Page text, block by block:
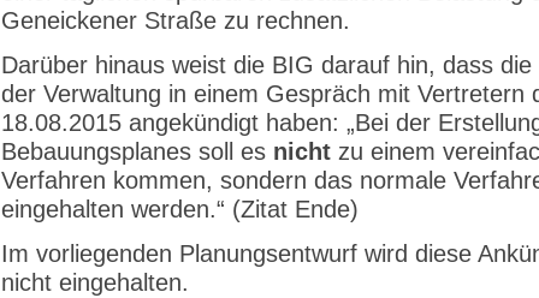
Geneickener Straße zu rechnen.
Darüber hinaus weist die BIG darauf hin, dass
der Verwaltung in einem Gespräch mit Vertretern
18.08.2015 angekündigt haben: „Bei der
Bebauungsplanes soll es nicht zu einem
Verfahren kommen, sondern das normale
eingehalten werden.“ (Zitat Ende)
Im vorliegenden Planungsentwurf wird diese
nicht eingehalten.